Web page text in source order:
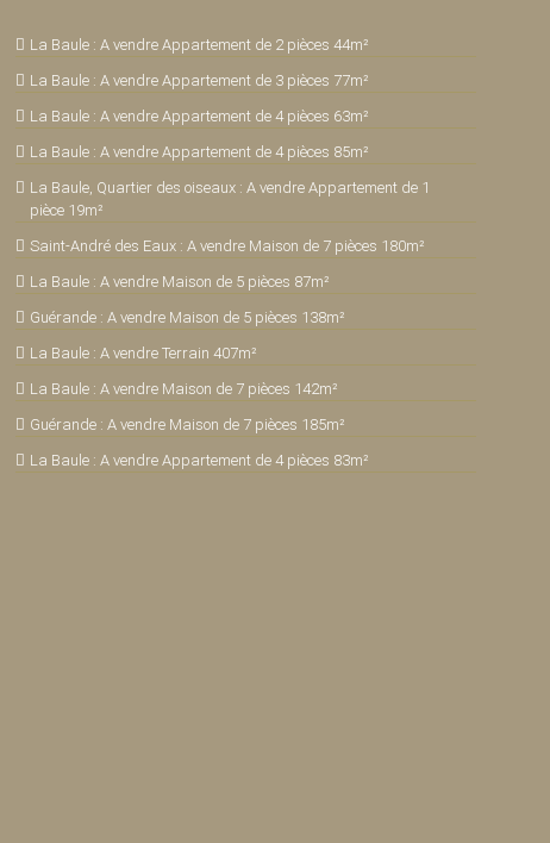
La Baule : A vendre Appartement de 2 pièces 44m²
La Baule : A vendre Appartement de 3 pièces 77m²
La Baule : A vendre Appartement de 4 pièces 63m²
La Baule : A vendre Appartement de 4 pièces 85m²
La Baule, Quartier des oiseaux : A vendre Appartement de 1
pièce 19m²
Saint-André des Eaux : A vendre Maison de 7 pièces 180m²
La Baule : A vendre Maison de 5 pièces 87m²
Guérande : A vendre Maison de 5 pièces 138m²
La Baule : A vendre Terrain 407m²
La Baule : A vendre Maison de 7 pièces 142m²
Guérande : A vendre Maison de 7 pièces 185m²
La Baule : A vendre Appartement de 4 pièces 83m²